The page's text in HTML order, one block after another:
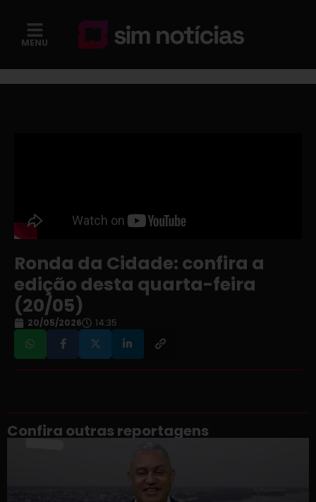
MENU
Ronda da Cidade: confira a
edição desta quarta-feira
(20/05)
20/05/2026 14:35
Confira outras reportagens